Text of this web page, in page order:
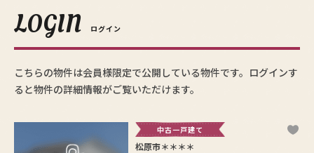
LOGIN ログイン
こちらの物件は会員様限定で公開している物件です。ログインす
ると物件の詳細情報がご覧いただけます。
中古一戸建て
松原市＊＊＊＊